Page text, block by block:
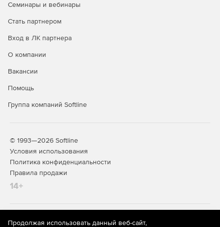
Семинары и вебинары
Стать партнером
Вход в ЛК партнера
О компании
Вакансии
Помощь
Группа компаний Softline
© 1993—2026 Softline
Условия использования
Политика конфиденциальности
Правила продажи
14+
На информационном ресурсе store.softline.ru применяются
Продолжая использовать данный веб-сайт,